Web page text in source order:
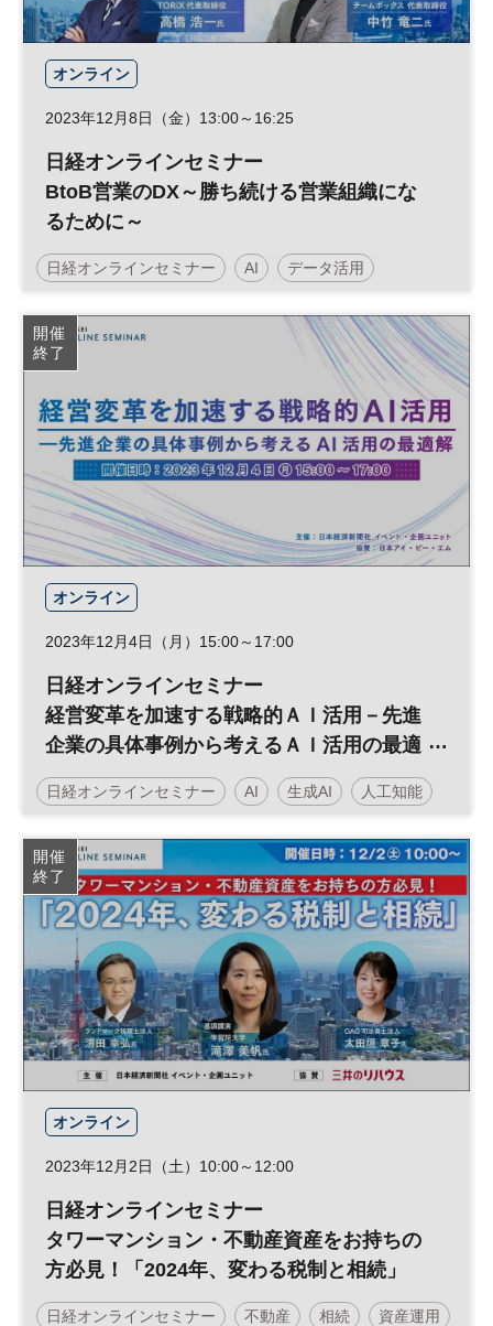
オンライン
2023年12月8日（金）13:00～16:25
日経オンラインセミナー
BtoB営業のDX～勝ち続ける営業組織にな
るために～
日経オンラインセミナー AI データ活用
人工知能 BtoB マーケティング DX
営業変革
開催
終了
オンライン
2023年12月4日（月）15:00～17:00
日経オンラインセミナー
経営変革を加速する戦略的ＡＩ活用－先進
企業の具体事例から考えるＡＩ活用の最適
解
日経オンラインセミナー AI 生成AI 人工知能
経営戦略
テクノロジー
開催
終了
オンライン
2023年12月2日（土）10:00～12:00
日経オンラインセミナー
タワーマンション・不動産資産をお持ちの
方必見！「2024年、変わる税制と相続」
日経オンラインセミナー 不動産 相続 資産運用